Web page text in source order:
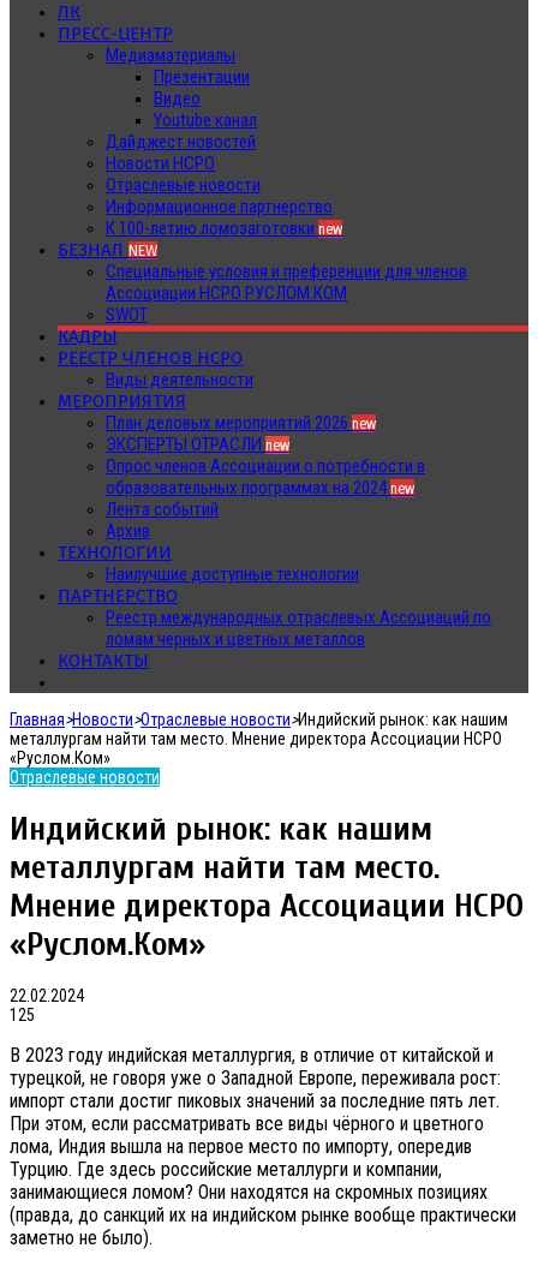
ЛК
ПРЕСС-ЦЕНТР
Медиаматериалы
Презентации
Видео
Youtube канал
Дайджест новостей
Новости НСРО
Отраслевые новости
Информационное партнерство
К 100-летию ломозаготовки new
БЕЗНАЛ NEW
Специальные условия и преференции для членов
Ассоциации НСРО РУСЛОМ.КОМ
SWOT
КАДРЫ
РЕЕСТР ЧЛЕНОВ НСРО
Виды деятельности
МЕРОПРИЯТИЯ
План деловых мероприятий 2026 new
ЭКСПЕРТЫ ОТРАСЛИ new
Опрос членов Ассоциации о потребности в
образовательных программах на 2024new
Лента событий
Архив
ТЕХНОЛОГИИ
Наилучшие доступные технологии
ПАРТНЕРСТВО
Реестр международных отраслевых Ассоциаций по
ломам черных и цветных металлов
КОНТАКТЫ
Главная>Новости>Отраслевые новости>Индийский рынок: как нашим
металлургам найти там место. Мнение директора Ассоциации НСРО
«Руслом.Ком»
Отраслевые новости
Индийский рынок: как нашим
металлургам найти там место.
Мнение директора Ассоциации НСРО
«Руслом.Ком»
22.02.2024
125
В 2023 году индийская металлургия, в отличие от китайской и
турецкой, не говоря уже о Западной Европе, переживала рост:
импорт стали достиг пиковых значений за последние пять лет.
При этом, если рассматривать все виды чёрного и цветного
лома, Индия вышла на первое место по импорту, опередив
Турцию. Где здесь российские металлурги и компании,
занимающиеся ломом? Они находятся на скромных позициях
(правда, до санкций их на индийском рынке вообще практически
заметно не было).